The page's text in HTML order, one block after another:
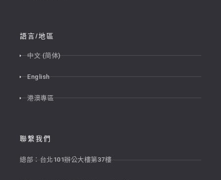
語言/地區
中文 (简体)
English
港澳專區
聯繫我們
總部：台北101辦公大樓第37樓